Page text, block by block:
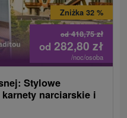
od418,75zł
Zniżka 32 %
od 282,80 zł
/noc/osoba
Stylowe
narciarskie i